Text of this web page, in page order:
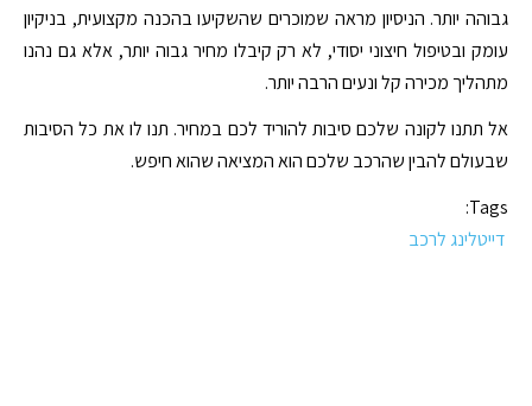
גבוהה יותר. הניסיון מראה שמוכרים שהשקיעו בהכנה מקצועית, בניקיון
עומק ובטיפול חיצוני יסודי, לא רק קיבלו מחיר גבוה יותר, אלא גם נהנו
מתהליך מכירה קל ונעים הרבה יותר.
אל תתנו לקונה שלכם סיבות להוריד לכם במחיר. תנו לו את כל הסיבות
שבעולם להבין שהרכב שלכם הוא המציאה שהוא חיפש.
Tags:
דייטלינג לרכב